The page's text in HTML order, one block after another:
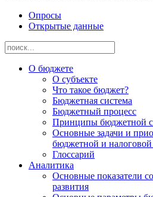
Опросы
Открытые данные
О бюджете
О субъекте
Что такое бюджет?
Бюджетная система
Бюджетный процесс
Принципы бюджетной
Основные задачи и
бюджетной и
Глоссарий
Аналитика
Основные показатели
развития